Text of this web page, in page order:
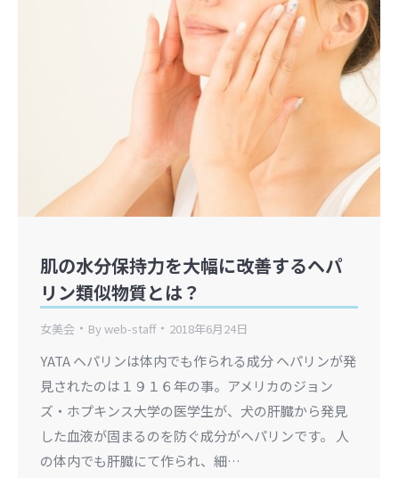
肌の水分保持力を大幅に改善するヘパ
リン類似物質とは？
女美会 Byweb-staff 2018年6月24日
YATA ヘパリンは体内でも作られる成分 ヘパリンが発
見されたのは１９１６年の事。アメリカのジョン
ズ・ホプキンス大学の医学生が、犬の肝臓から発見
した血液が固まるのを防ぐ成分がヘパリンです。 人
の体内でも肝臓にて作られ、細…